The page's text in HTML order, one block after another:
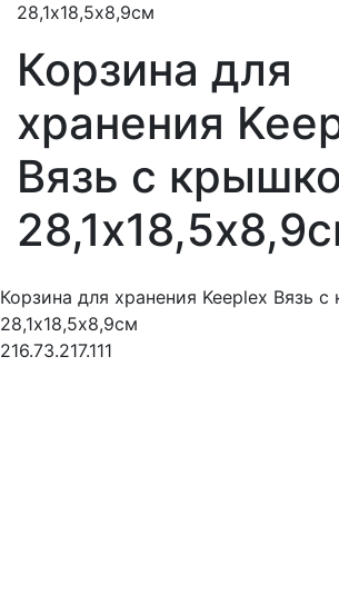
28,1х18,5х8,9см
Корзина для
хранения
Вязь с
Корзина для хранения Keeplex Вязь
28,1х18,5х8,9см
216.73.217.111